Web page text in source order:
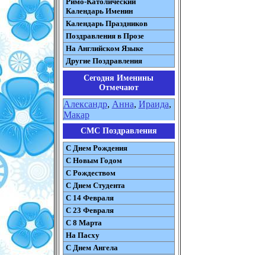
Календарь Именин
Календарь Праздников
Поздравления в Прозе
На Английском Языке
Другие Поздравления
Сегодня Именины
Отмечают
Александр, Анна, Ираида,
Макар
СМС Поздравления
С Днем Рождения
С Новым Годом
С Рождеством
C Днем Студента
С 14 Февраля
С 23 Февраля
С 8 Марта
На Пасху
C Днем Ангела